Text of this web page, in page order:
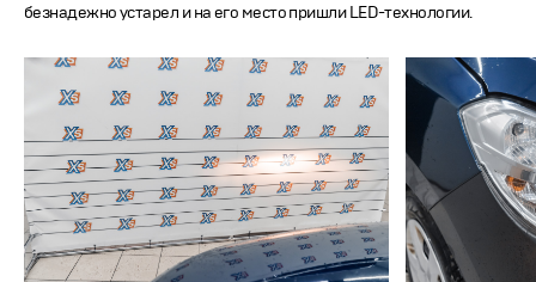
безнадежно устарел и на его место пришли LED-технологии.